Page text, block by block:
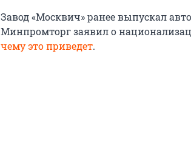
Завод «Москвич» ранее выпускал
Минпромторг заявил о
чему это приведет.